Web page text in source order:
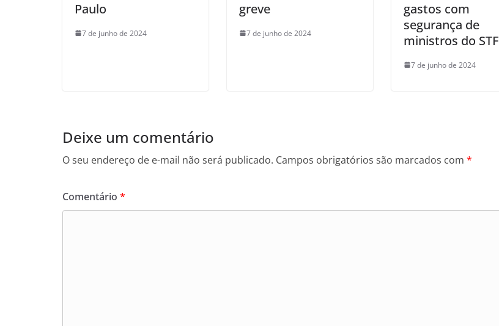
Paulo
7 de junho de 2024
greve
7 de junho de 2024
gastos com
segurança de
ministros do STF
7 de junho de 2024
Deixe um comentário
O seu endereço de e-mail não será publicado. Campos obrigatórios são marcados com *
Comentário *